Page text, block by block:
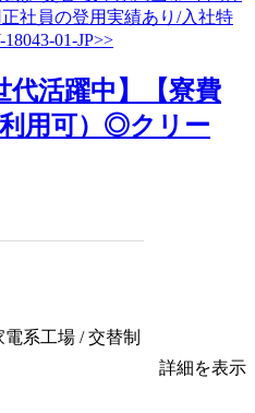
代活躍中】【寮費
用可）◎クリー
系工場 / 交替制
詳細を表示